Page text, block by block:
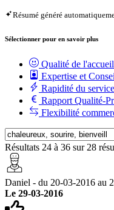
Résumé généré
Sélectionner pour en savoir plus
Qualité de l'accueil
Expertise et
Rapidité du service
Rapport Qualité-
Flexibilité
Résultats 24 à 36 sur 28
Daniel - du 20-03-2016 au
Le 29-03-2016